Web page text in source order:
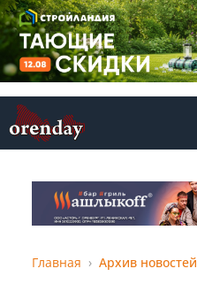
Главная Архив новостей